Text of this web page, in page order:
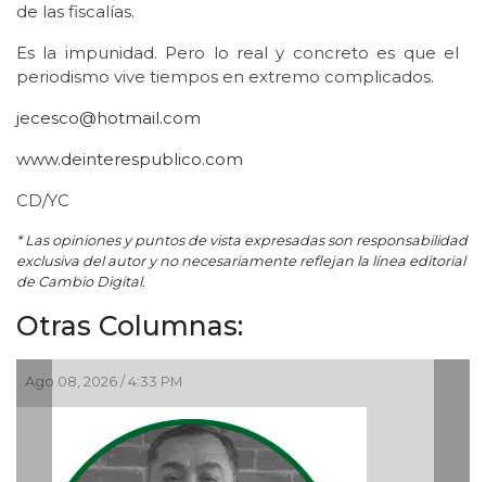
de las fiscalías.
Es la impunidad. Pero lo real y concreto es que el
periodismo vive tiempos en extremo complicados.
jecesco@hotmail.com
www.deinterespublico.com
CD/YC
* Las opiniones y puntos de vista expresadas son responsabilidad
exclusiva del autor y no necesariamente reflejan la línea editorial
de Cambio Digital.
Otras Columnas:
Ago 06, 2026 / 12:48 PM